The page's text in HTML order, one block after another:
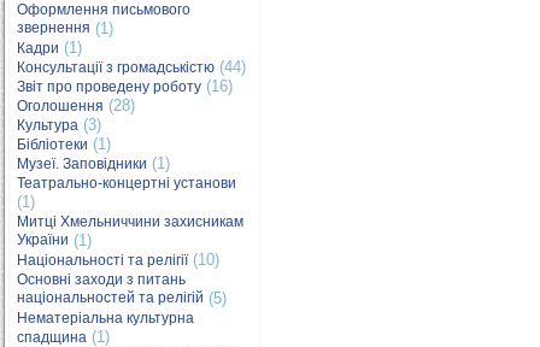
Оформлення письмового
звернення (1)
Кадри (1)
Консультації з громадськістю (44)
Звіт про проведену роботу (16)
Оголошення (28)
Культура (3)
Бібліотеки (1)
Музеї. Заповідники (1)
Театрально-концертні установи
(1)
Митці Хмельниччини захисникам
України (1)
Національності та релігії(10)
Основні заходи з питань
національностей та релігій (5)
Нематеріальна культурна
спадщина (1)